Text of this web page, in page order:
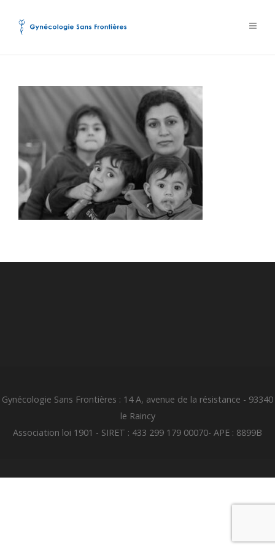
Gynécologie Sans Frontières : 14 A, avenue de la résistance - 93340
le Raincy
Association loi 1901 - SIRET : 433 299 179 00070- APE : 8899B